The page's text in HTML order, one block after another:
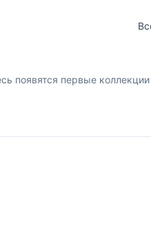
появятся первые коллекции